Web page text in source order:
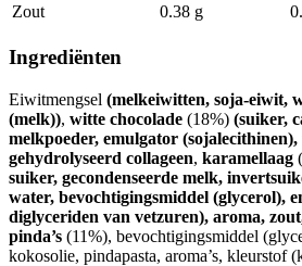
Zout
0.38 g
Ingrediënten
Eiwitmengsel (melkeiwitten, soja-eiwit,
(melk)), witte chocolade (18%) (suiker,
melkpoeder, emulgator
gehydrolyseerd collageen, karamellaag
suiker, gecondenseerde melk,
water, bevochtigingsmiddel (glycerol),
diglyceriden van vetzuren), aroma,
pinda’s (11%), bevochtigingsmiddel
kokosolie, pindapasta, aroma’s, kleurstof